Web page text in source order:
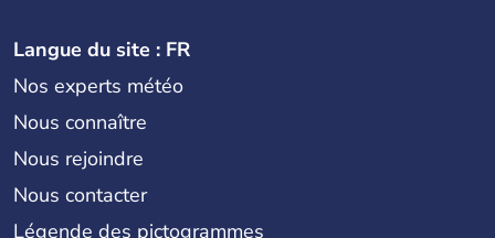
Langue du site : FR
Nos experts météo
Nous connaître
Nous rejoindre
Nous contacter
Légende des pictogrammes